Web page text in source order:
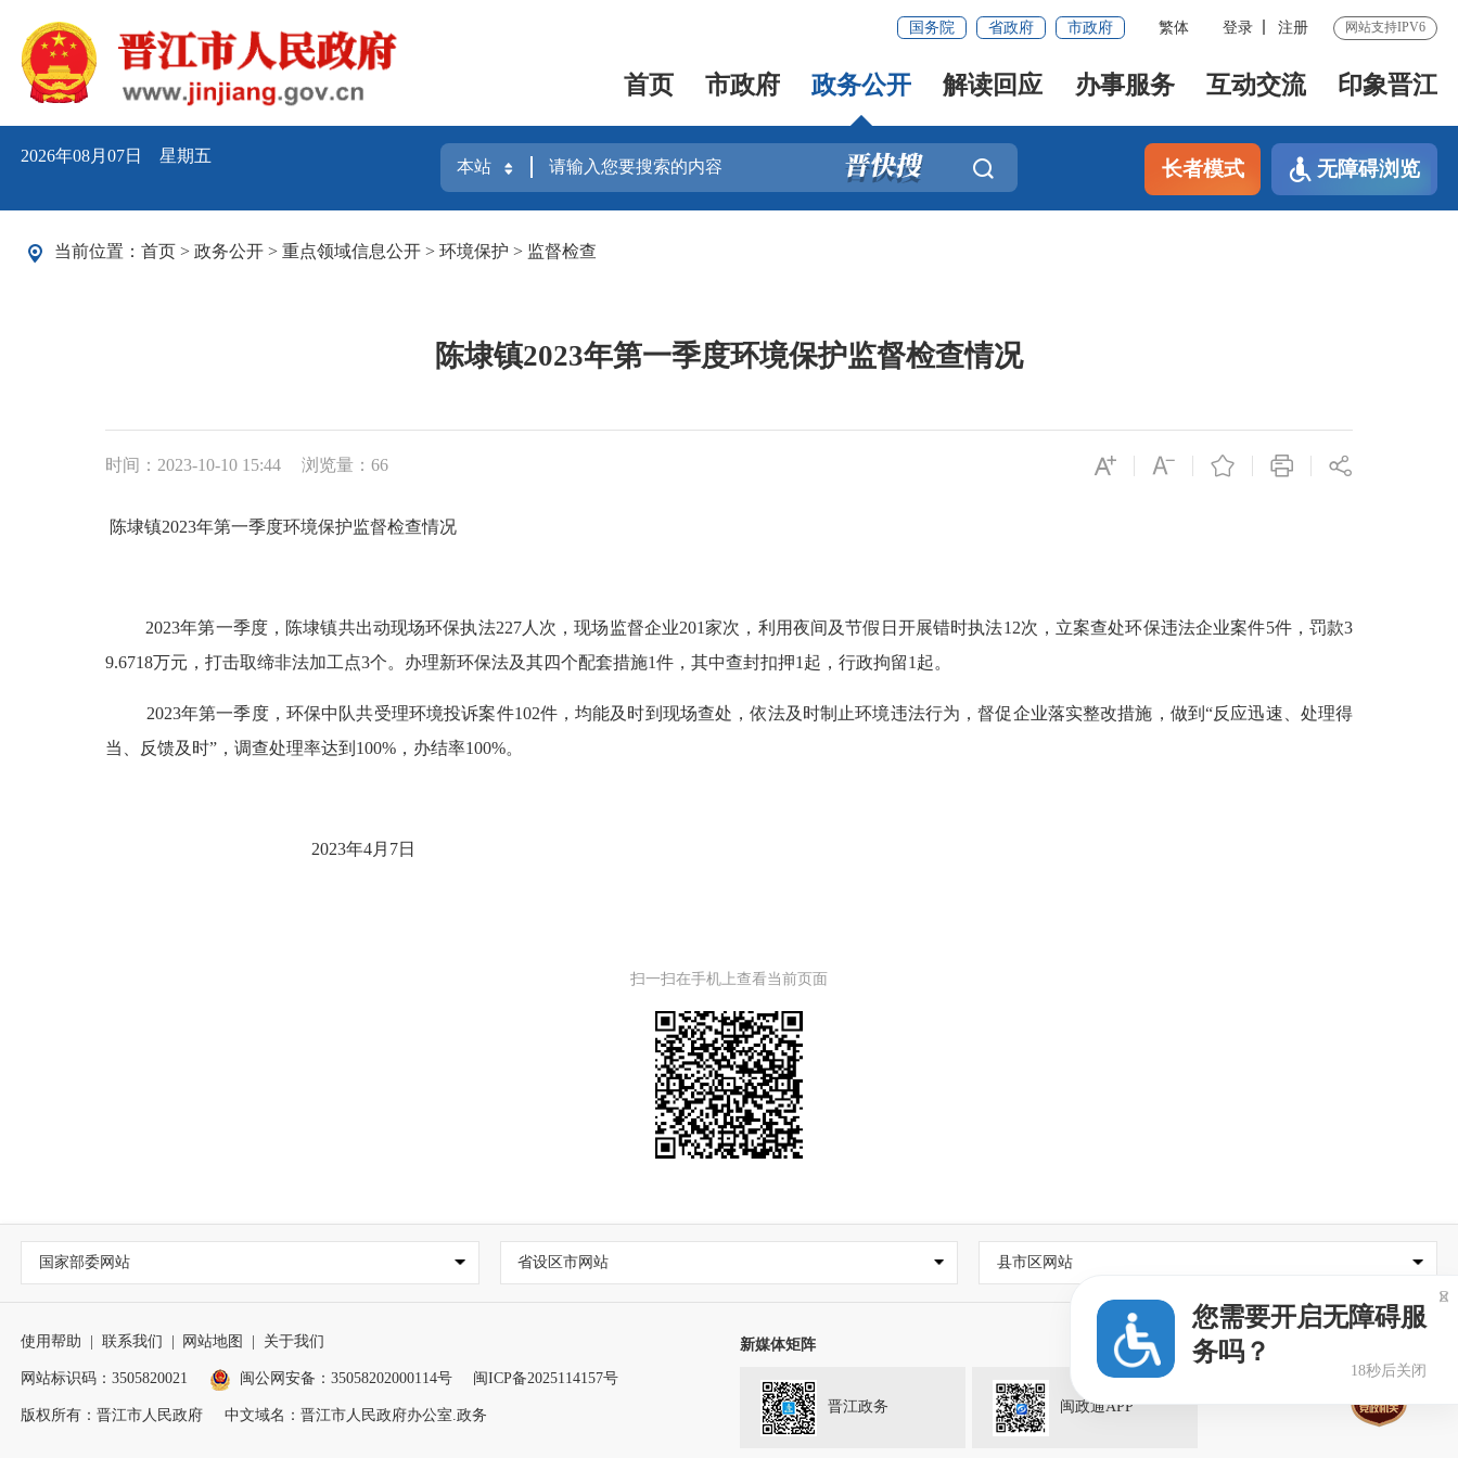
国务院 省政府 市政府 繁体 登录 注册 网站支持IPV6
首页 市政府 政务公开 解读回应 办事服务 互动交流 印象晋江
2026年08月07日 星期五
长者模式 无障碍浏览
当前位置： 首页 > 政务公开 > 重点领域信息公开 > 环境保护 > 监督检查
陈埭镇2023年第一季度环境保护监督检查情况
时间：2023-10-10 15:44 浏览量：66
陈埭镇2023年第一季度环境保护监督检查情况
2023年第一季度，陈埭镇共出动现场环保执法227人次，现场监督企业201家次，利用夜间及节假日开展错时执法12次，立案查处环保违法企业案件5件，罚款3
9.6718万元，打击取缔非法加工点3个。办理新环保法及其四个配套措施1件，其中查封扣押1起，行政拘留1起。
2023年第一季度，环保中队共受理环境投诉案件102件，均能及时到现场查处，依法及时制止环境违法行为，督促企业落实整改措施，做到“反应迅速、处理得
当、反馈及时”，调查处理率达到 100%，办结率100%。
2023年4月 7日
扫一扫在手机上查看当前页面
国家部委网站 省设区市网站 县市区网站
使用帮助 联系我们 网站地图 关于我们
网站标识码：3505820021 闽公网安备：35058202000114号 闽ICP备2025114157号
版权所有：晋江市人民政府 中文域名：晋江市人民政府办公室.政务
新媒体矩阵
晋江政务 闽政通APP
您需要开启无障碍服
务吗？
18秒后关闭
